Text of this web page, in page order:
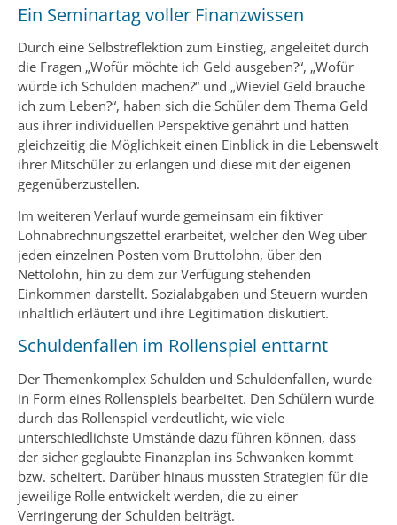
Ein Seminartag voller Finanzwissen
Durch eine Selbstreflektion zum Einstieg, angeleitet durch
die Fragen „Wofür möchte ich Geld ausgeben?“, „Wofür
würde ich Schulden machen?“ und „Wieviel Geld brauche
ich zum Leben?“, haben sich die Schüler dem Thema Geld
aus ihrer individuellen Perspektive genährt und hatten
gleichzeitig die Möglichkeit einen Einblick in die Lebenswelt
ihrer Mitschüler zu erlangen und diese mit der eigenen
gegenüberzustellen.
Im weiteren Verlauf wurde gemeinsam ein fiktiver
Lohnabrechnungszettel erarbeitet, welcher den Weg über
jeden einzelnen Posten vom Bruttolohn, über den
Nettolohn, hin zu dem zur Verfügung stehenden
Einkommen darstellt. Sozialabgaben und Steuern wurden
inhaltlich erläutert und ihre Legitimation diskutiert.
Schuldenfallen im Rollenspiel enttarnt
Der Themenkomplex Schulden und Schuldenfallen, wurde
in Form eines Rollenspiels bearbeitet. Den Schülern wurde
durch das Rollenspiel verdeutlicht, wie viele
unterschiedlichste Umstände dazu führen können, dass
der sicher geglaubte Finanzplan ins Schwanken kommt
bzw. scheitert. Darüber hinaus mussten Strategien für die
jeweilige Rolle entwickelt werden, die zu einer
Verringerung der Schulden beiträgt.